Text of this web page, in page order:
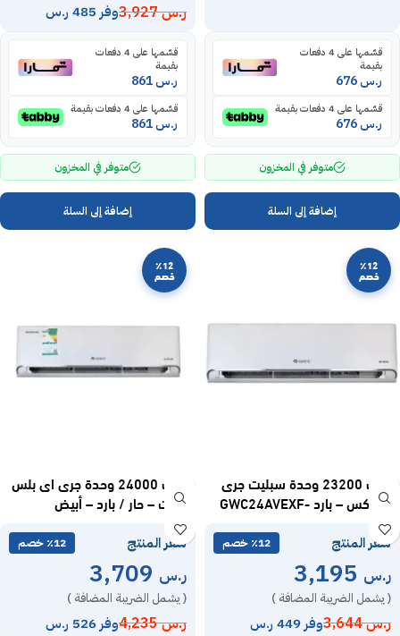
قسّمها على 4 دفعات
بقيمة
ر.س
قسّمها على 4 دفعات بقيمة
ر.س
متوفر في المخزون
إضافة إلى السلة
ر.س3,927 وفر 485 ر.س
قسّمها على 4 دفعات
بقيمة
ر.س
قسّمها على 4 دفعات بقيمة
ر.س
متوفر في المخزون
إضافة إلى السلة
٪12
خصم
مكيف 23200 وحدة سبليت جرى
اى ماكس – بارد GWC24AVEXF-
D6NTA1A
سعر المنتج ٪12 خصم
ر.س
( يشمل الضريبة المضافة )
ر.س3,644 وفر 449 ر.س
٪12
خصم
مكيف 24000 وحدة جرى اى بلس
سبليت – حار / بارد – أبيض
GWH24AVEXF-S6DTA1A
سعر المنتج ٪12 خصم
ر.س
( يشمل الضريبة المضافة )
ر.س4,235 وفر 526 ر.س